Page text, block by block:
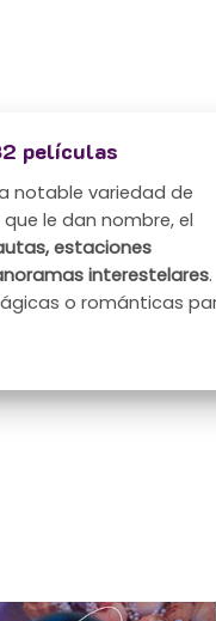
películas
notable variedad de
le dan nombre, el
estaciones
interestelares.
o románticas